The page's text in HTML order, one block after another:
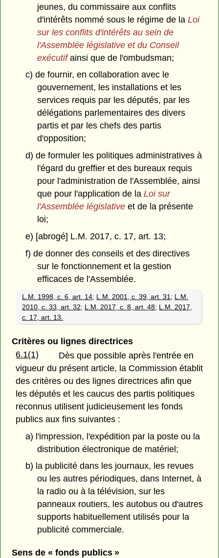
jeunes, du commissaire aux conflits
d'intérêts nommé sous le régime de laLoi
sur les conflits d'intérêts au sein de
l'Assemblée législative et du Conseil
exécutifainsi que de l'ombudsman;
c) de fournir, en collaboration avec le
gouvernement, les installations et les
services requis par les députés, par les
délégations parlementaires des divers
partis et par les chefs des partis
d'opposition;
d) de formuler les politiques administratives à
l'égard du greffier et des bureaux requis
pour l'administration de l'Assemblée, ainsi
que pour l'application de laLoi sur
l'Assemblée législative et de la présente
loi;
e) [abrogé] L.M. 2017, c. 17, art. 13;
f) de donner des conseils et des directives
sur le fonctionnement et la gestion
efficaces de l'Assemblée.
L.M. 1998, c. 6, art. 14; L.M. 2001, c. 39, art. 31 ; L.M.
2010, c. 33, art. 32; L.M. 2017, c. 8, art. 48; L.M. 2017,
c. 17, art. 13.
Critères ou lignes directrices
6.1(1)
Dès que possible après l'entrée en
vigueur du présent article, la Commission établit
des critères ou des lignes directrices afin que
les députés et les caucus des partis politiques
reconnus utilisent judicieusement les fonds
publics aux fins suivantes :
a) l'impression, l'expédition par la poste ou la
distribution électronique de matériel;
b) la publicité dans les journaux, les revues
ou les autres périodiques, dans Internet, à
la radio ou à la télévision, sur les
panneaux routiers, les autobus ou d'autres
supports habituellement utilisés pour la
publicité commerciale.
Sens de « fonds publics »